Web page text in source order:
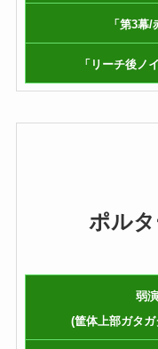
「第3幕/
「リーチ後ノ
ポル
弱
(筐体上部ガタ